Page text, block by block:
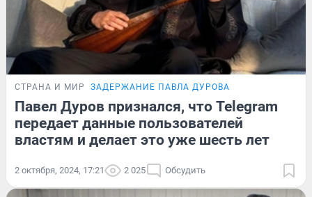
СТРАНА И МИР ЗАДЕРЖАНИЕ ПАВЛА ДУРОВА
Павел Дуров признался, что Telegram
передает данные пользователей
властям и делает это уже шесть лет
2 октября, 2024, 17:21 2 025 Обсудить